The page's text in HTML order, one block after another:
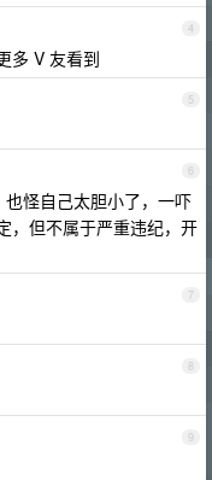
4
多 V 友看到
5
6
怪自己太胆小了，一吓
，但不属于严重违纪，开
7
8
9